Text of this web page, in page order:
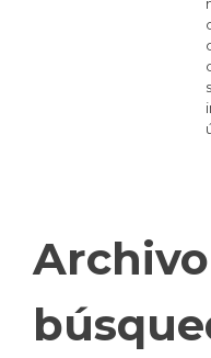
Archivo